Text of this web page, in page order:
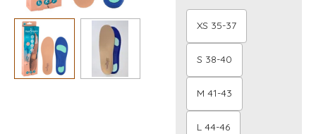
XS 35-37
S 38-40
M 41-43
L 44-46